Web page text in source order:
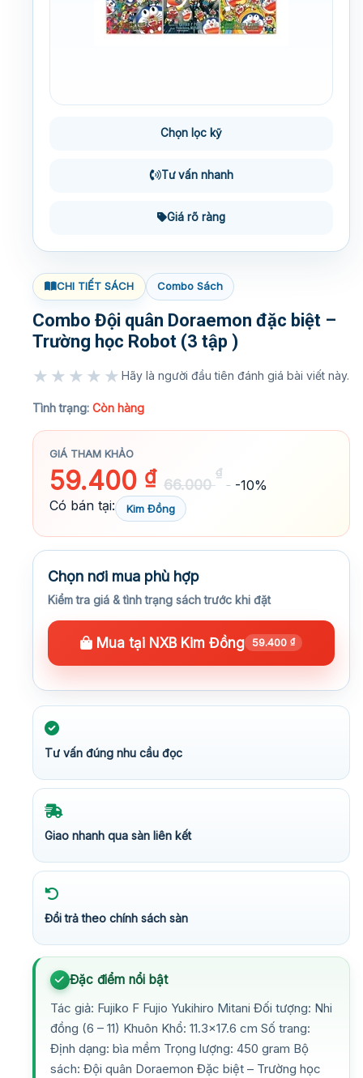
Chọn lọc kỹ
Tư vấn nhanh
Giá rõ ràng
CHI TIẾT SÁCH Combo Sách
Combo Đội quân Doraemon đặc biệt –
Trường học Robot (3 tập )
★★★★★ Hãy là người đầu tiên đánh giá bài viết này.
Tình trạng: Còn hàng
GIÁ THAM KHẢO
59.400 ₫ 66.000
₫
-10%
Có bán tại:
Kim Đồng
Chọn nơi mua phù hợp
Kiểm tra giá & tình trạng sách trước khi đặt
Mua tại NXB Kim Đồng 59.400 ₫
Tư vấn đúng nhu cầu đọc
Giao nhanh qua sàn liên kết
Đổi trả theo chính sách sàn
Đặc điểm nổi bật
Tác giả: Fujiko F Fujio Yukihiro Mitani Đối tượng: Nhi
đồng (6 – 11) Khuôn Khổ: 11.3×17.6 cm Số trang:
Định dạng: bìa mềm Trọng lượng: 450 gram Bộ
sách: Đội quân Doraemon Đặc biệt – Trường học